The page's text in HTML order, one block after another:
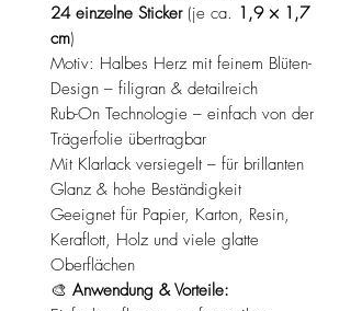
24 einzelne Sticker(je ca. 1,9 × 1,7
cm)
Motiv: Halbes Herz mit feinem Blüten-
Design – filigran & detailreich
Rub-On Technologie – einfach von der
Trägerfolie übertragbar
Mit Klarlack versiegelt – für brillanten
Glanz & hohe Beständigkeit
Geeignet für Papier, Karton, Resin,
Keraflott, Holz und viele glatte
Oberflächen
🎨 Anwendung & Vorteile: